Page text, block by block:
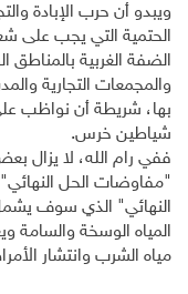
ويبدو أن حرب الإبادة
الحتمية التي يجب على
الضفة الغربية بالمناطق
والمجمعات التجارية
بها، شريطة أن نواظب
شياطين خرس.
ففي رام الله، لا يزال
"مفاوضات الحل
النهائي" الذي سوف يشمل
المياه الوسخة والسامة
مياه الشرب وانتشار